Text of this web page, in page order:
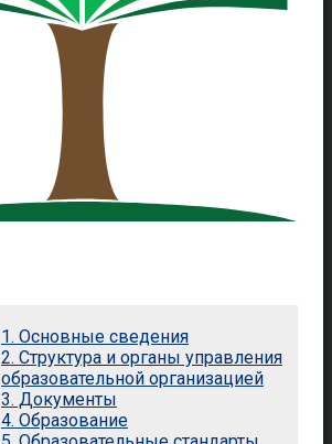
1. Основные сведения
2. Структура и органы управления
образовательной организацией
3. Документы
4. Образование